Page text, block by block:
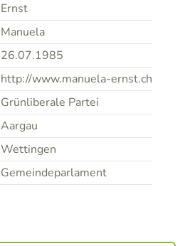
Ernst
Manuela
26.07.1985
http://www.manuela-ernst.ch
Grünliberale Partei
Aargau
Wettingen
Gemeindeparlament